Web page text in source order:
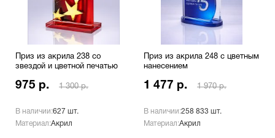
Приз из акрила 238 со
звездой и цветной печатью
975 р. 1 300 р.
В наличии:627 шт.
Материал:Акрил
Приз из акрила 248 с цветным
нанесением
1 477 р. 1 970 р.
В наличии:258 833 шт.
Материал:Акрил